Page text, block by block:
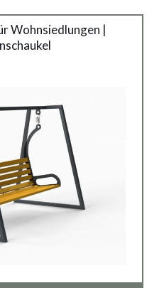
Wohnsiedlungen |
für